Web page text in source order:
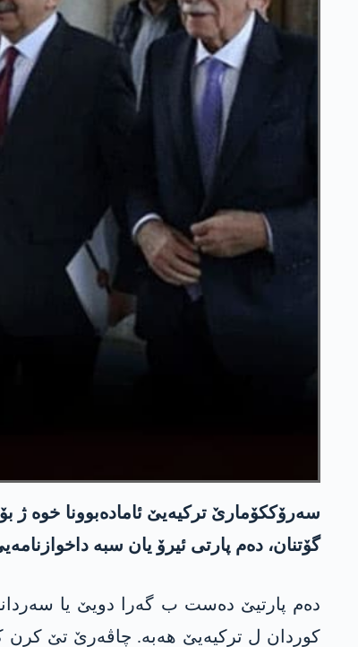
سەرۆککۆمارێ ترکیەیێ ئامادەبوونا خوە ژ
گۆتنان، دەم پارتی ئیرۆ یان سبە
دەم پارتیێ دەست ب گەرا دویێ یا سەردانا